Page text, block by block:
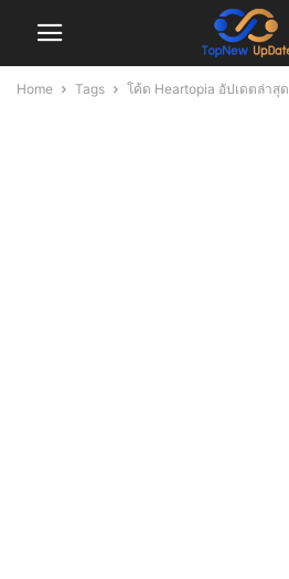
Home Tags โค้ด Heartopia อัปเดตล่าสุด